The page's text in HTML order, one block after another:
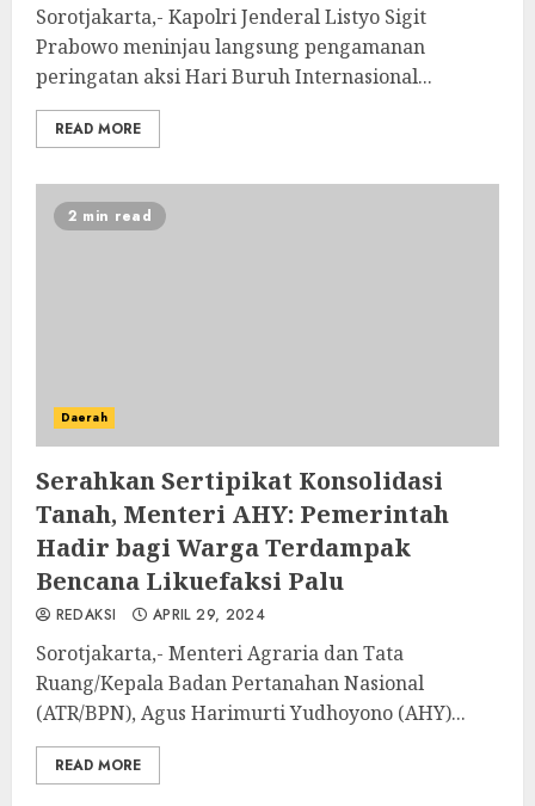
Sorotjakarta,- Kapolri Jenderal Listyo Sigit
Prabowo meninjau langsung pengamanan
peringatan aksi Hari Buruh Internasional...
READ MORE
2 min read
Daerah
Serahkan Sertipikat Konsolidasi
Tanah, Menteri AHY: Pemerintah
Hadir bagi Warga Terdampak
Bencana Likuefaksi Palu
REDAKSI APRIL 29, 2024
Sorotjakarta,- Menteri Agraria dan Tata
Ruang/Kepala Badan Pertanahan Nasional
(ATR/BPN), Agus Harimurti Yudhoyono (AHY)...
READ MORE